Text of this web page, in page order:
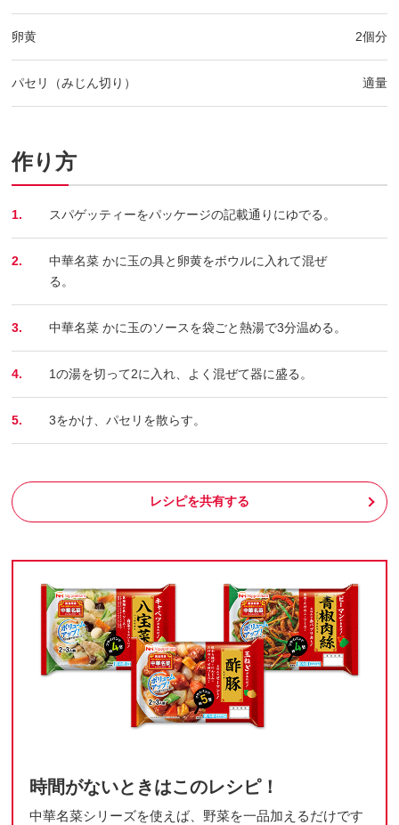
卵黄 2個分
パセリ（みじん切り） 適量
作り方
1. スパゲッティーをパッケージの記載通りにゆでる。
2.
中華名菜 かに玉の具と卵黄をボウルに入れて混ぜ
る。
3. 中華名菜 かに玉のソースを袋ごと熱湯で3分温める。
4. 1の湯を切って2に入れ、よく混ぜて器に盛る。
5. 3をかけ、パセリを散らす。
レシピを共有する
時間がないときはこのレシピ！
中華名菜シリーズを使えば、野菜を一品加えるだけです